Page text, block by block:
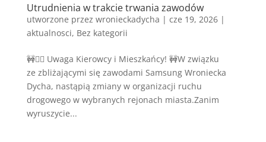
Utrudnienia w trakcie trwania zawodów
utworzone przez wronieckadycha | cze 19, 2026|
aktualnosci, Bez kategorii
🚧🏃‍♂️ Uwaga Kierowcy i Mieszkańcy! 🚧W związku
ze zbliżającymi się zawodami Samsung Wroniecka
Dycha, nastąpią zmiany w organizacji ruchu
drogowego w wybranych rejonach miasta.Zanim
wyruszycie...